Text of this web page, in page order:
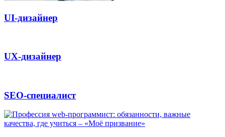
UI-дизайнер
UX-дизайнер
SEO-специалист